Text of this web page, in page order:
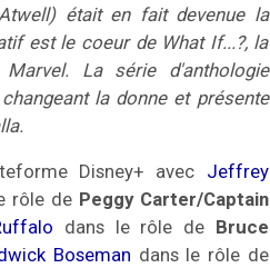
était en fait devenue la
est le coeur de What If...?, la
La série d'anthologie
la donne et présente
Disney+ avec Jeffrey
rôle de Peggy Carter/Captain
dans le rôle de Bruce
Boseman dans le rôle de